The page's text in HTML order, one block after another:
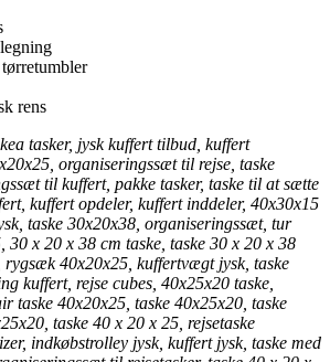
rens
tasker, jysk kuffert tilbud, kuffert
organiseringssæt til rejse, taske
til kuffert, pakke tasker, taske til at sætte
kuffert opdeler, kuffert inddeler, 40x30x15
taske 30x20x38, organiseringssæt, tur
30 x 20 x 38 cm taske, taske 30 x 20 x 38
40x20x25, kuffertvægt jysk, taske
kuffert, rejse cubes, 40x25x20 taske,
taske 40x20x25, taske 40x25x20, taske
taske 40 x 20 x 25, rejsetaske
indkøbstrolley jysk, kuffert jysk, taske med